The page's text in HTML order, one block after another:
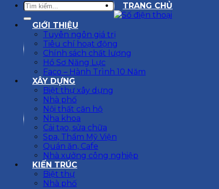
TRANG CHỦ
GIỚI THIỆU
Tuyên ngôn giá trị
Tiêu chí hoạt động
Chính sách chất lượng
Hồ Sơ Năng Lực
Faco – Hành Trình 10 Năm
XÂY DỰNG
Biệt thự xây dựng
Nhà phố
Nội thất căn hộ
Nha khoa
Cải tạo, sửa chữa
Spa, Thẩm Mỹ Viện
Quán ăn, Cafe
Nhà xưởng công nghiệp
KIẾN TRÚC
Biệt thự
Nhà phố